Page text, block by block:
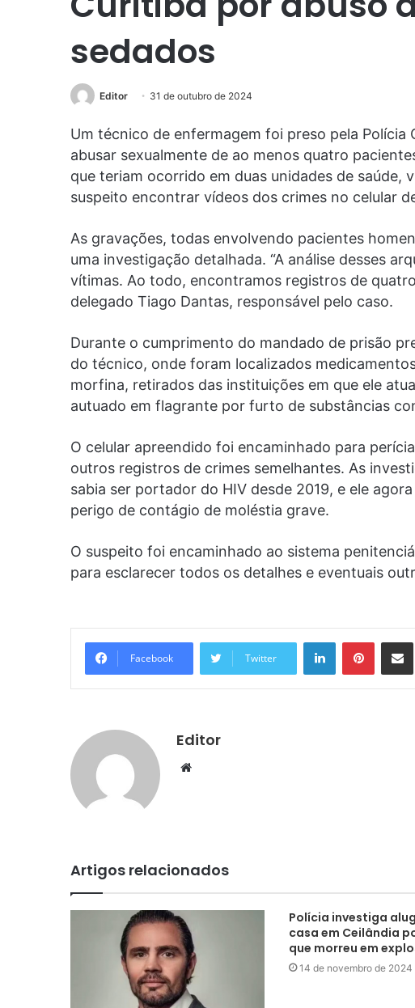
sedados
Editor 31 de outubro de 2024
Um técnico de enfermagem foi preso pela Polícia
abusar sexualmente de ao menos quatro
que teriam ocorrido em duas unidades de saúde,
suspeito encontrar vídeos dos crimes no celular
As gravações, todas envolvendo pacientes
uma investigação detalhada. “A análise desses
vítimas. Ao todo, encontramos registros de
delegado Tiago Dantas, responsável pelo caso.
Durante o cumprimento do mandado de prisão
do técnico, onde foram localizados
morfina, retirados das instituições em que ele
autuado em flagrante por furto de substâncias
O celular apreendido foi encaminhado para
outros registros de crimes semelhantes. As
sabia ser portador do HIV desde 2019, e ele
perigo de contágio de moléstia grave.
O suspeito foi encaminhado ao sistema
para esclarecer todos os detalhes e eventuais
Facebook Twitter
LinkedinPinterest
Editor
Website
Artigos relacionados
Polícia investiga
casa em Ceilândia
que morreu em
14 de novembro de 2024